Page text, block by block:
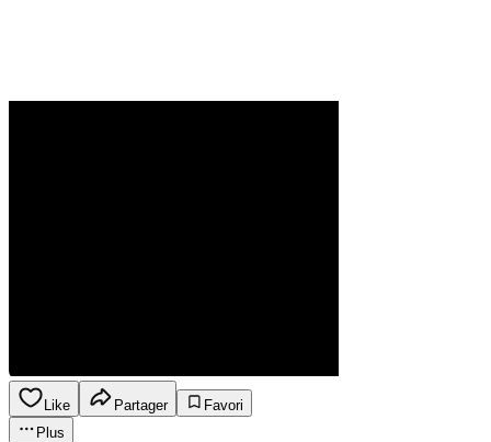
Like Partager
Favori
Plus